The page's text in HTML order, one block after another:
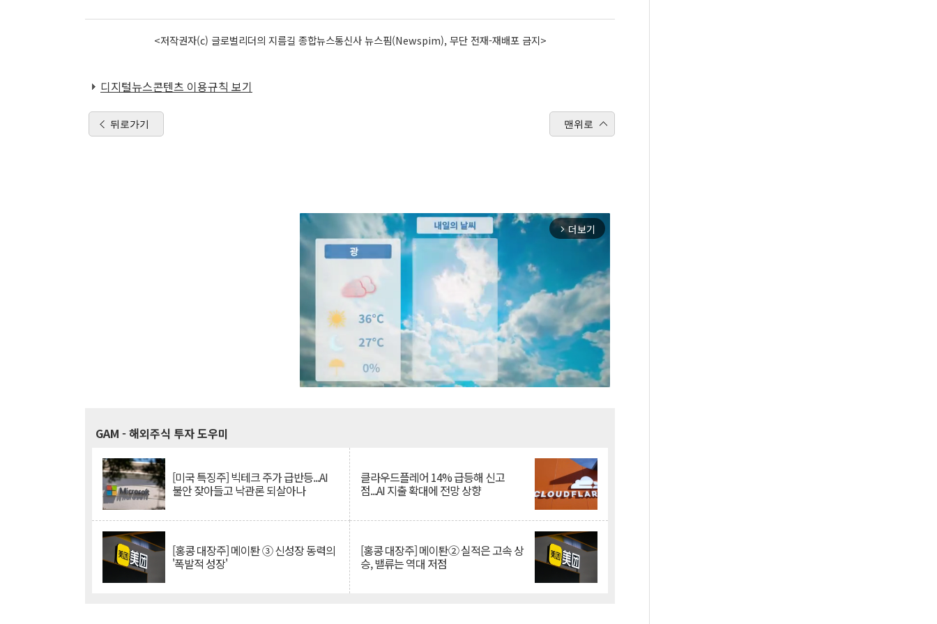
<저작권자(c) 글로벌리더의 지름길 종합뉴스통신사 뉴스핌(Newspim), 무단 전재-재배포 금지>
디지털뉴스콘텐츠 이용규칙 보기
뒤로가기 맨위로
arrow_forward_ios 더보기
GAM - 해외주식 투자 도우미
[미국 특징주] 빅테크 주가 급반등...AI
불안 잦아들고 낙관론 되살아나
클라우드플레어 14% 급등해 신고
점...AI 지출 확대에 전망 상향
[홍콩 대장주] 메이퇀 ③ 신성장 동력의
'폭발적 성장'
[홍콩 대장주] 메이퇀② 실적은 고속 상
승, 밸류는 역대 저점